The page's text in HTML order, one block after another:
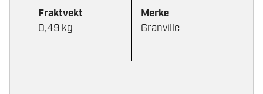
Fraktvekt
0,49 kg
Merke
Granville